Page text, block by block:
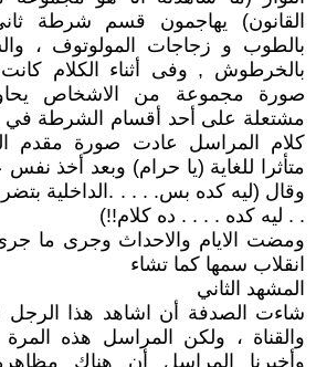
القانون) يهاجمون قسم شرطة
بالطوب و زجاجات المولوتوف ،
بالخرطوش , وفى أثناء الكلام
صورة مجموعة من الاشخاص
مشتعلة على أحد أقسام الشرطة في
كلام المراسل عادت صورة مقدم
متأثرا للغاية (يا حرام) وبعد أخذ
وقال (ليه كده بس. . . . .الداخلية
. . ليه كده . . . . ده كلام!!)
ومضت الايام والاحداث وجرى ما
انقلاب سمها كما تشاء
المشهد الثاني
شاءت الصدفة أن اشاهد هذا الرجل
والقناة ، ولكن المراسل هذه
وأخبرنا المراسل أن هناك